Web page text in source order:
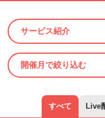
サービス紹介
開催月で絞り込む
すべて Live